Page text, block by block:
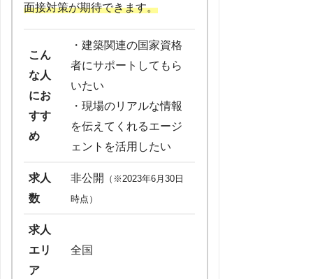
面接対策が期待できます。
こん
な人
にお
すす
め
・建築関連の国家資格
者にサポートしてもら
いたい
・現場のリアルな情報
を伝えてくれるエージ
ェントを活用したい
求人
数
非公開
（※2023年6月30日
時点）
求人
エリ
ア
全国